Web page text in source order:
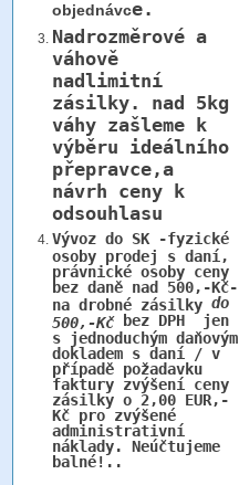
objednávce.
Nadrozměrové a
váhově
nadlimitní
zásilky. nad 5kg
váhy zašleme k
výběru ideálního
přepravce,a
návrh ceny k
odsouhlasu
Vývoz do SK -fyzické
osoby prodej s daní,
právnické osoby ceny
bez daně nad 500,-Kč-
na drobné zásilky do
500,-Kčbez DPH jen
s jednoduchým daňovým
dokladem s daní / v
případě požadavku
faktury zvýšení ceny
zásilky o 2,00 EUR,-
Kč pro zvýšené
administrativní
náklady. Neúčtujeme
balné!..